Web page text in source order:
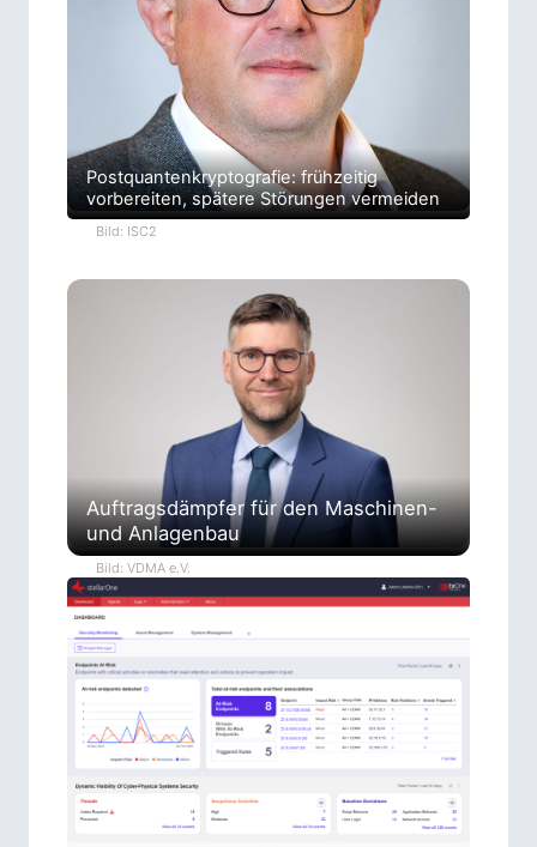
Postquantenkryptografie: frühzeitig
vorbereiten, spätere Störungen vermeiden
Bild: ISC2
Auftragsdämpfer für den Maschinen-
und Anlagenbau
Bild: VDMA e.V.